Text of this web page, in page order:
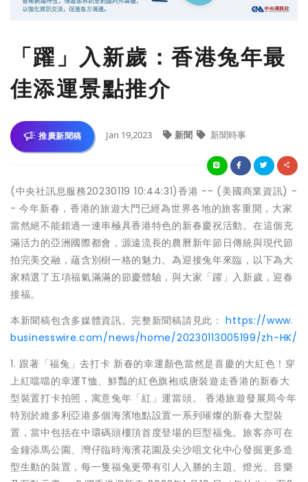
「躍」入新歲：香港兔年最
佳添運景點推介
推廣新聞稿 Jan 19,2023 新聞 新聞時事
(中央社訊息服務20230119 10:44:31)香港 -- (美國商業資訊) -
- 今年新春，香港的旅遊大門已經為世界各地的旅客重開，大家
當然絕不能錯過一連串極具香港特色的新春慶祝活動。在這個充
滿活力的亞洲國際都會，源遠流長的農曆新年節日傳統與現代節
拍完美交融，蘊含別樹一格的魅力。為迎接兔年來臨，以下為大
家精選了五項福氣滿滿的節慶體驗，與大家「躍」入新歲，迎春
接福。
本新聞稿包含多媒體資訊。完整新聞稿請見此：https://www.
businesswire.com/news/home/20230113005199/zh-HK/
1. 跟著「福兔」去打卡 新春的幸運顏色當然是喜慶的大紅色！穿
上紅噹噹的幸運T恤、鮮豔的紅色旗袍或唐裝遊走香港的新春大
型裝置打卡拍照，寓意兔年「紅」運當頭。 香港旅遊發展局今年
特別於維多利亞港多個海濱地點設置一系列璀燦的新春大型裝
置，當中包括在中環碼頭樓頂首度登場的巨型福兔。旅客亦可在
金鐘添馬公園、灣仔臨時海濱花園及尖沙咀文化中心發掘更多造
型生動的裝置，每一隻福兔更帶有引人入勝的主題、燈光、音樂